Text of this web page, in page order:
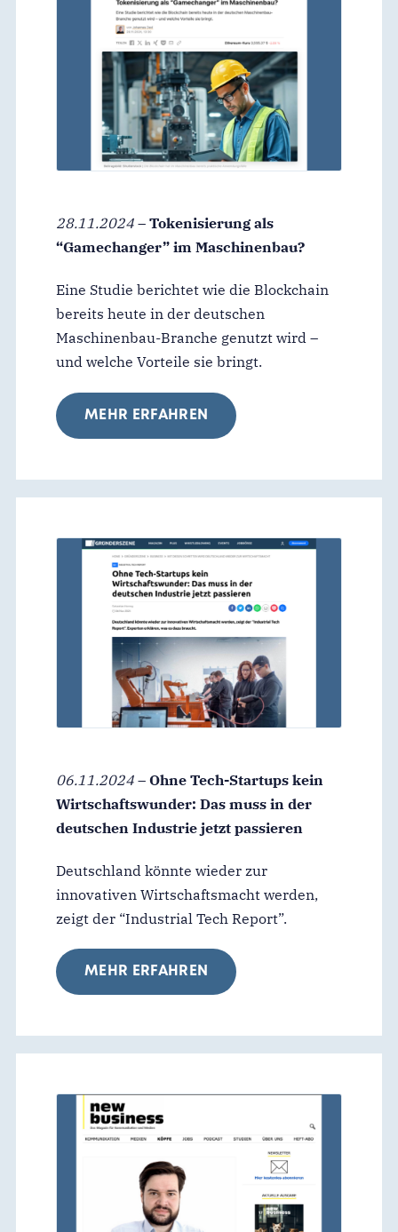
28.11.2024 – Tokenisierung als
“Gamechanger” im Maschinenbau?
Eine Studie berichtet wie die Blockchain
bereits heute in der deutschen
Maschinenbau-Branche genutzt wird –
und welche Vorteile sie bringt.
MEHR ERFAHREN
06.11.2024 – Ohne Tech-Startups kein
Wirtschaftswunder: Das muss in der
deutschen Industrie jetzt passieren
Deutschland könnte wieder zur
innovativen Wirtschaftsmacht werden,
zeigt der “Industrial Tech Report”.
MEHR ERFAHREN